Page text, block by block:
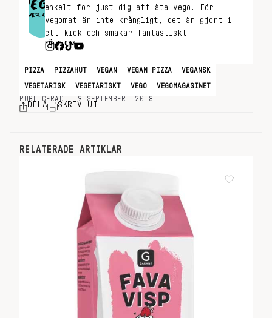
enkelt för just dig att äta vego. För
vegomat är inte krångligt, det är gjort i
ett kick och smakar fantastiskt.
FÖLJ OSS
PIZZA PIZZAHUT VEGAN VEGAN PIZZA VEGANSK
VEGETARISK VEGETARISKT VEGO
VEGOMAGASINET
PUBLICERAD: 19 SEPTEMBER, 2018
DELA SKRIV UT
RELATERADE ARTIKLAR